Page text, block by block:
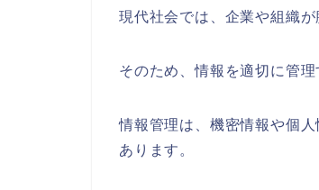
現代社会では、企業や組織
そのため、情報を適切に管
情報管理は、機密情報や個
あります。